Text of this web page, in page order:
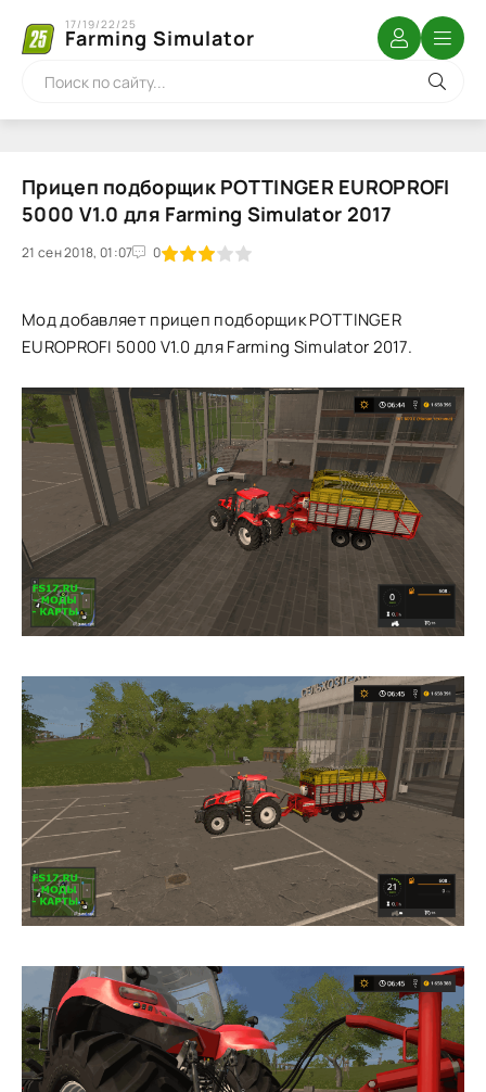
Farming Simulator
17/19/22/25
Прицеп подборщик POTTINGER EUROPROFI
5000 V1.0 для Farming Simulator 2017
21 сен 2018, 01:07 0
1 2 3 4 5
Мод добавляет прицеп подборщик POTTINGER
EUROPROFI 5000 V1.0 для Farming Simulator 2017.